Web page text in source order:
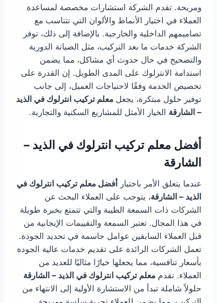
ومريحة. تقدم الشركة استشارات مخصصة لمساعدة
العملاء في اختيار الأنماط والألوان التي تتناسب مع
تصاميمهم الداخلية والخارجية. بالإضافة إلى ذلك، توفر
الشركة خدمات ما بعد التركيب، مثل الصيانة الدورية
والتصحيح في حال حدوث أي مشاكل، مما يضمن
استدامة الانترلوك على المدى الطويل. إن القدرة على
تخصيص الخدمة وفقًا لاحتياجات العميل، إلى جانب
توفير حلول مبتكرة، يجعل معلم تركيب انترلوك في الذيد
– الشارقة الخيار الأمثل للمشاريع السكنية والتجارية.
أفضل معلم تركيب انترلوك في الذيد –
الشارقة
عندما يتعلق الأمر باختيار
أفضل معلم تركيب انترلوك في
الذيد – الشارقة، يتوجب على العملاء البحث عن
الشركات ذات السمعة الطيبة والتي تتمتع بخبرة طويلة
في هذا المجال. تعتبر السمعة والتقييمات الإيجابية من
قبل العملاء السابقين عوامل حاسمة في تحديد الجودة.
تعمل الشركات الرائدة على تقديم خدمات عالية الجودة
بأسعار تنافسية، مما يجعلها خيارًا مثاليًا للعديد من
العملاء. تقدم معلم تركيب انترلوك في الذيد – الشارقة
حلولاً شاملة تبدأ من الاستشارة الأولية إلى الانتهاء من